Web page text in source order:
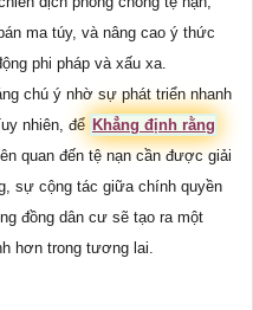
ma túy, và nâng cao ý thức
phi pháp và xấu xa.
chú ý nhờ sự phát triển nhanh
nhiên, để Khẳng định rằng
quan đến tệ nạn cần được giải
sự cộng tác giữa chính quyền
đồng dân cư sẽ tạo ra một
hơn trong tương lai.